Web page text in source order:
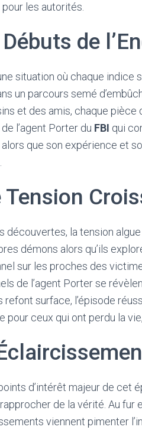
les autorités.
de
situation où chaque indice
un parcours semé
et des amis, chaque pièce
de l’agent Porter du FBI qui
que son expérience et
Tension
découvertes, la tension
démons alors qu’ils
sur les proches des
de l’agent Porter se
surface, l’épisode
pour ceux qui ont perdu la
d’intérêt majeur de cet
de la vérité. Au fur
viennent pimenter